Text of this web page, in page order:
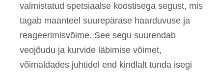
valmistatud spetsiaalse koostisega segust, mis
tagab maanteel suurepärase haarduvuse ja
reageerimisvõime. See segu suurendab
veojõudu ja kurvide läbimise võimet,
võimaldades juhtidel end kindlalt tunda isegi